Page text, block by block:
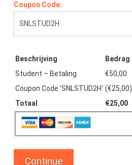
Coupon Code:
Beschrijving
Bedrag
Student – Betaling
€50,00
Coupon Code 'SNLSTUD2H' (€25,00)
Totaal
€25,00